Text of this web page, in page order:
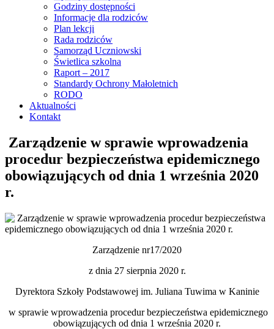
Godziny dostępności
Informacje dla rodziców
Plan lekcji
Rada rodziców
Samorząd Uczniowski
Świetlica szkolna
Raport – 2017
Standardy Ochrony Małoletnich
RODO
Aktualności
Kontakt
Zarządzenie w sprawie wprowadzenia
procedur bezpieczeństwa epidemicznego
obowiązujących od dnia 1 września 2020
r.
Zarządzenie nr17/2020
z dnia 27 sierpnia 2020 r.
Dyrektora Szkoły Podstawowej im. Juliana Tuwima w Kaninie
w sprawie wprowadzenia procedur bezpieczeństwa epidemicznego
obowiązujących od dnia 1 września 2020 r.